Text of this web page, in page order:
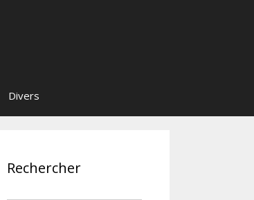
Divers
Rechercher